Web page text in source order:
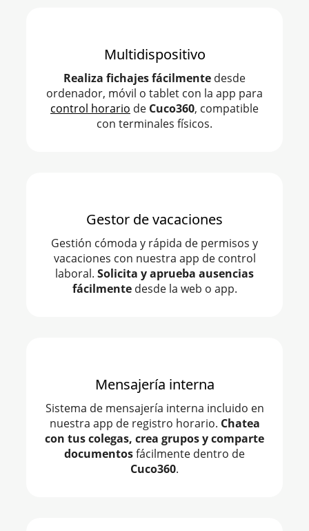
Multidispositivo
Realiza fichajes fácilmente desde
ordenador, móvil o tablet con la app para
control horario de Cuco360, compatible
con terminales físicos.
Gestor de vacaciones
Gestión cómoda y rápida de permisos y
vacaciones con nuestra app de control
laboral. Solicita y aprueba ausencias
fácilmentedesde la web o app.
Mensajería interna
Sistema de mensajería interna incluido en
nuestra app de registro horario. Chatea
con tus colegas, crea grupos y comparte
documentosfácilmente dentro de
Cuco360.